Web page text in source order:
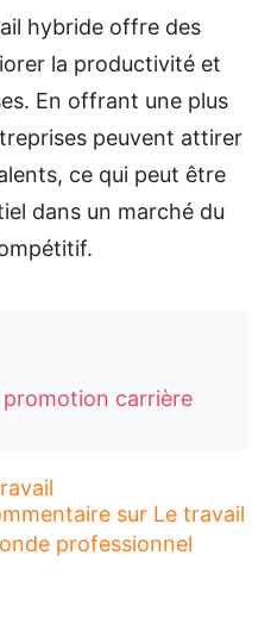
hybride offre des
la productivité et
En offrant une plus
peuvent attirer
ce qui peut être
dans un marché du
carrière
sur Le travail
professionnel